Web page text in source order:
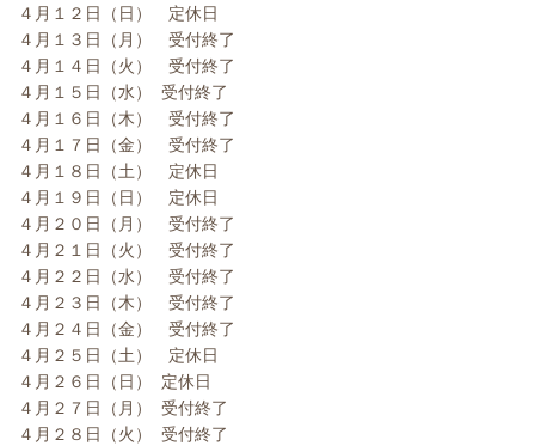
４月１２日（日） 定休日
４月１３日（月） 受付終了
４月１４日（火） 受付終了
４月１５日（水） 受付終了
４月１６日（木） 受付終了
４月１７日（金） 受付終了
４月１８日（土） 定休日
４月１９日（日） 定休日
４月２０日（月） 受付終了
４月２１日（火） 受付終了
４月２２日（水） 受付終了
４月２３日（木） 受付終了
４月２４日（金） 受付終了
４月２５日（土） 定休日
４月２６日（日） 定休日
４月２７日（月） 受付終了
４月２８日（火） 受付終了